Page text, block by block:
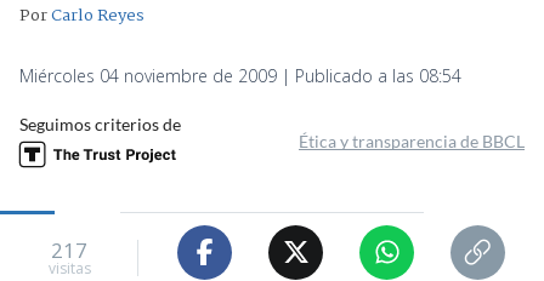
PorCarlo Reyes
Miércoles 04 noviembre de 2009 | Publicado a las 08:54
Seguimos criterios de
Ética y transparencia de BBCL
217
visitas